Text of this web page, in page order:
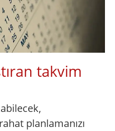
takvim
planlamanızı